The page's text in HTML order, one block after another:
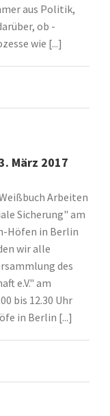
aus Politik,
ob -
wie [...]
März 2017
Arbeiten
Sicherung" am
Höfen in Berlin
wir alle
des
e.V." am
bis 12.30 Uhr
in Berlin [...]